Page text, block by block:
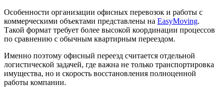
Особенности организации офисных перевозок и работы с
коммерческими объектами представлены на EasyMoving.
Такой формат требует более высокой координации процессов
по сравнению с обычным квартирным переездом.
Именно поэтому офисный переезд считается отдельной
логистической задачей, где важна не только транспортировка
имущества, но и скорость восстановления полноценной
работы компании.